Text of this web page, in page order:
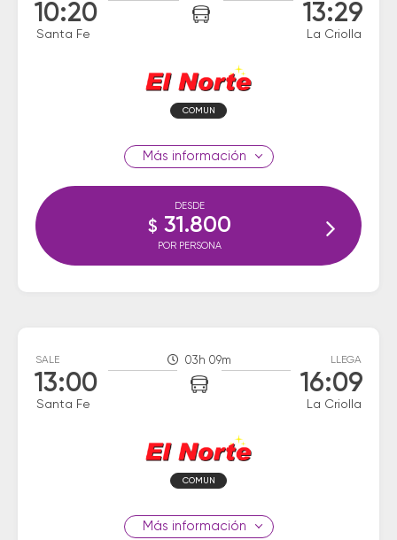
10:20
Santa Fe
13:29
La Criolla
COMUN
información
DESDE
$ 31.800
POR PERSONA
SALE
13:00
Santa Fe
03h 09m LLEGA
16:09
La Criolla
COMUN
información